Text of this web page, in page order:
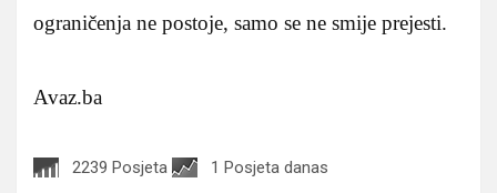
ograničenja ne postoje, samo se ne smije prejesti.
Avaz.ba
2239 Posjeta 1 Posjeta danas